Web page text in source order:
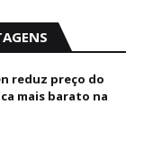
reduz preço do
mais barato na